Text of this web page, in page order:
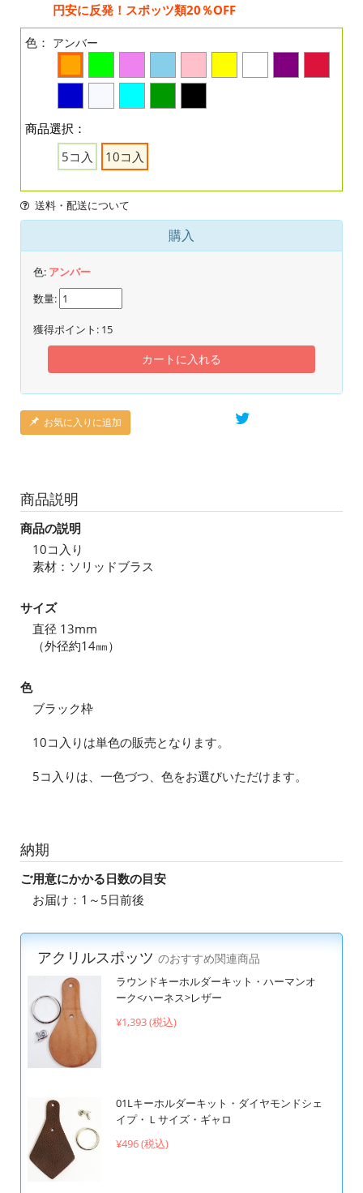
円安に反発！スポッツ類20％OFF
色： アンバー
商品選択：
5コ入
10コ入
送料・配送について
購入
色: アンバー
数量:
獲得ポイント: 15
カートに入れる
お気に入りに追加
商品説明
商品の説明
10コ入り
素材：ソリッドブラス
サイズ
直径 13mm
（外径約14㎜）
色
ブラック枠
10コ入りは単色の販売となります。
5コ入りは、一色づつ、色をお選びいただけます。
納期
ご用意にかかる日数の目安
お届け：1～5日前後
アクリルスポッツ のおすすめ関連商品
ラウンドキーホルダーキット・ハーマンオ
ーク<ハーネス>レザー
¥1,393 (税込)
01Lキーホルダーキット・ダイヤモンドシェ
イプ・Ｌサイズ・ギャロ
¥496 (税込)